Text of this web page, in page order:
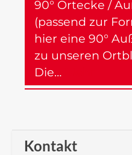
90° Ortecke /
(passend zur
hier eine 90°
zu unseren
Die…
Kontakt